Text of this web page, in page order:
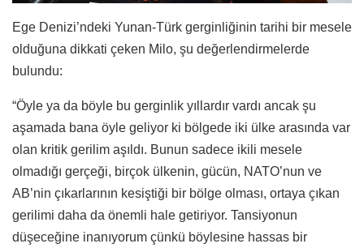
Ege Denizi’ndeki Yunan-Türk gerginliğinin tarihi bir mesele
olduğuna dikkati çeken Milo, şu değerlendirmelerde
bulundu:
“Öyle ya da böyle bu gerginlik yıllardır vardı ancak şu
aşamada bana öyle geliyor ki bölgede iki ülke arasında var
olan kritik gerilim aşıldı. Bunun sadece ikili mesele
olmadığı gerçeği, birçok ülkenin, gücün, NATO’nun ve
AB’nin çıkarlarının kesiştiği bir bölge olması, ortaya çıkan
gerilimi daha da önemli hale getiriyor. Tansiyonun
düşeceğine inanıyorum çünkü böylesine hassas bir